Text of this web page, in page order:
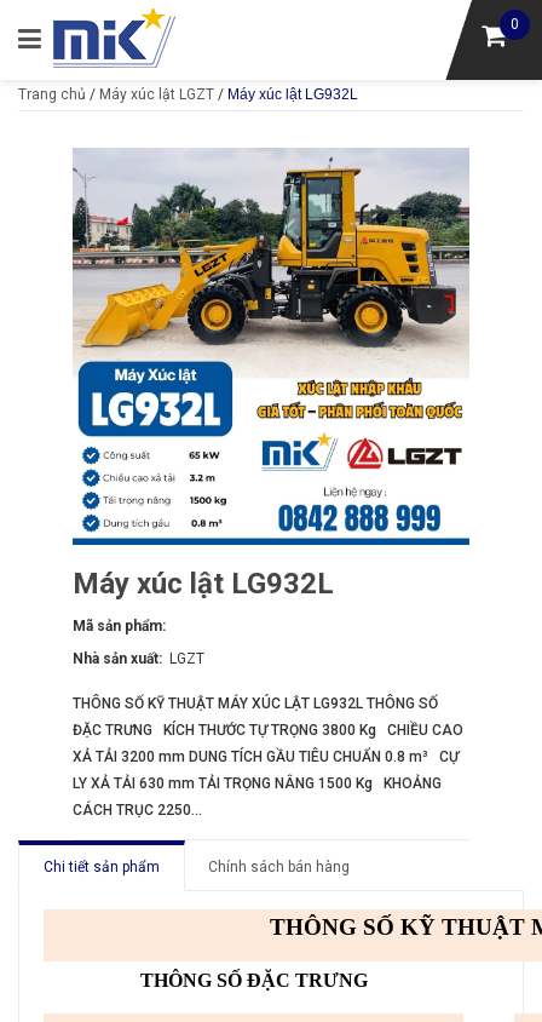
0
Trang chủ / Máy xúc lật LGZT / Máy xúc lật LG932L
Máy xúc lật LG932L
Mã sản phẩm:
Nhà sản xuất: LGZT
THÔNG SỐ KỸ THUẬT MÁY XÚC LẬT LG932L THÔNG SỐ
ĐẶC TRƯNG KÍCH THƯỚC TỰ TRỌNG 3800 Kg CHIỀU CAO
XẢ TẢI 3200 mm DUNG TÍCH GẦU TIÊU CHUẨN 0.8 m³ CỰ
LY XẢ TẢI 630 mm TẢI TRỌNG NÂNG 1500 Kg KHOẢNG
CÁCH TRỤC 2250...
Chi tiết sản phẩm Chính sách bán hàng
THÔNG SỐ KỸ THUẬT
THÔNG SỐ ĐẶC TRƯNG